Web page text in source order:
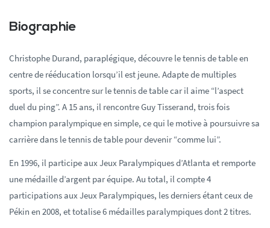
Biographie
Christophe Durand, paraplégique, découvre le tennis de table en
centre de rééducation lorsqu’il est jeune. Adapte de multiples
sports, il se concentre sur le tennis de table car il aime “l’aspect
duel du ping”. A 15 ans, il rencontre Guy Tisserand, trois fois
champion paralympique en simple, ce qui le motive à poursuivre sa
carrière dans le tennis de table pour devenir “comme lui”.
En 1996, il participe aux Jeux Paralympiques d’Atlanta et remporte
une médaille d’argent par équipe. Au total, il compte 4
participations aux Jeux Paralympiques, les derniers étant ceux de
Pékin en 2008, et totalise 6 médailles paralympiques dont 2 titres.